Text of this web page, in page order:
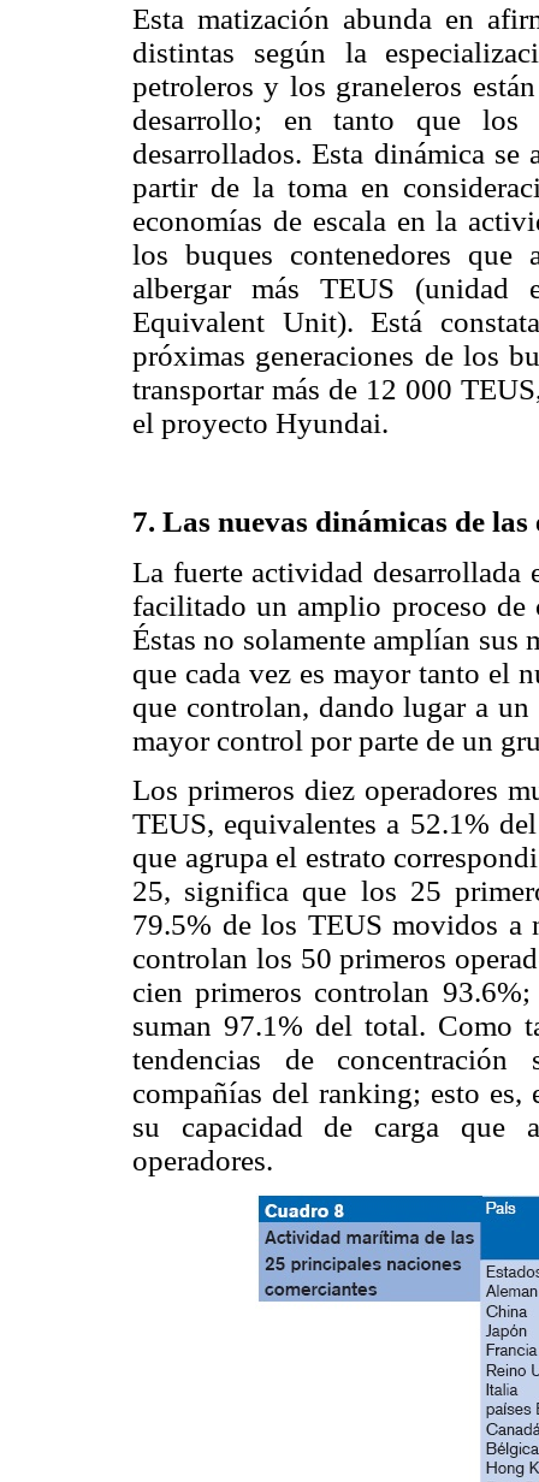
Esta matización abunda en
distintas según la
petroleros y los graneleros
desarrollo; en tanto que los
desarrollados. Esta dinámica
partir de la toma en
economías de escala en la
los buques contenedores que
albergar más TEUS (unidad
Equivalent Unit). Está
próximas generaciones de los
transportar más de 12 000
el proyecto Hyundai.
7. Las nuevas dinámicas de
La fuerte actividad
facilitado un amplio proceso de
Éstas no solamente amplían sus
que cada vez es mayor tanto el
que controlan, dando lugar a
mayor control por parte de un
Los primeros diez operadores
TEUS, equivalentes a 52.1%
que agrupa el estrato
25, significa que los 25
79.5% de los TEUS movidos a
controlan los 50 primeros
cien primeros controlan
suman 97.1% del total. Como
tendencias de
compañías del ranking; esto es,
su capacidad de carga que
operadores.